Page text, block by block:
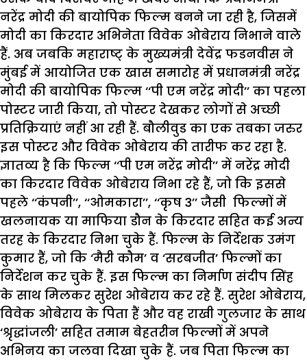
नरेंद्र मोदी की बायोपिक फिल्म बनने जा रही है, जिसमें
मोदी का किरदार अभिनेता विवेक ओबेराय निभाने वाले
हैं. अब जबकि महाराष्ट् के मुख्यमंत्री देवेंद्र फडनवीस ने
मुंबई में आयोजित एक खास समारोह में प्रधानमंत्री नरेंद्र
मोदी की बायोपिक फिल्म ‘‘पी एम नरेंद्र मोदी’’ का पहला
पोस्टर जारी किया, तो पोस्टर देखकर लोगों से अच्छी
प्रतिक्रियाएं नहीं आ रही हैं. बौलीवुड का एक तबका जरुर
इस पोस्टर और विवेक ओबेराय की तारीफ कर रहा है.
ज्ञातव्य है कि फिल्म ‘‘पी एम नरेंद्र मोदी’’ में नरेंद्र मोदी
का किरदार विवेक ओबेराय निभा रहे हैं, जो कि इससे
पहले ‘‘कंपनी’’, ‘‘ओमकारा’’, ‘‘कृष 3’’ जैसी फिल्मों में
खलनायक या माफिया डौन के किरदार सहित कई अन्य
तरह के किरदार निभा चुके हैं. फिल्म के निर्देशक उमंग
कुमार हैं, जो कि ‘मैरी कौम’ व ‘सरबजीत’ फिल्मों का
निर्देशन कर चुके हैं. इस फिल्म का निर्माण संदीप सिंह
के साथ मिलकर सुरेश ओबेराय कर रहे हैं. सुरेश ओबेराय,
विवेक ओबेराय के पिता हैं और वह राखी गुलजार के साथ
‘श्रृद्धांजली’ सहित तमाम बेहतरीन फिल्मों में अपने
अभिनय का जलवा दिखा चुके हैं. जब पिता फिल्म का